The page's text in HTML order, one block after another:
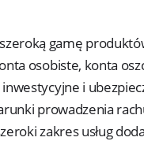
gamę
osobiste, konta
i
prowadzenia
zakres usług